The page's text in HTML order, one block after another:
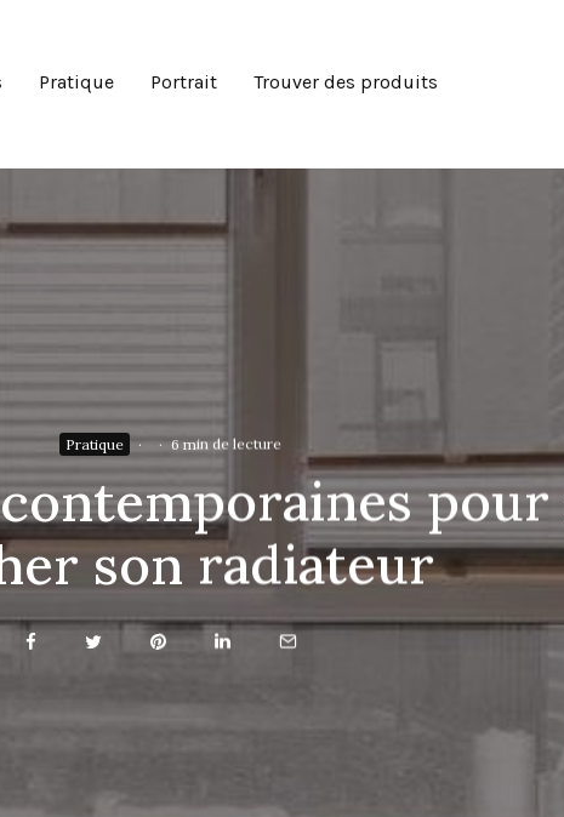
Pratique Portrait Trouver des produits
Pratique · · 6 min de lecture
son radiateur